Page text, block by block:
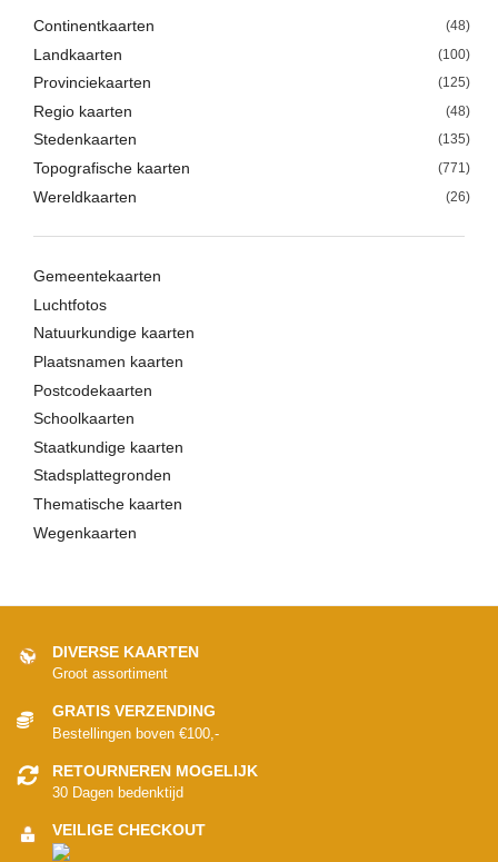
Continentkaarten (48)
Landkaarten (100)
Provinciekaarten (125)
Regio kaarten (48)
Stedenkaarten (135)
Topografische kaarten (771)
Wereldkaarten (26)
Gemeentekaarten
Luchtfotos
Natuurkundige kaarten
Plaatsnamen kaarten
Postcodekaarten
Schoolkaarten
Staatkundige kaarten
Stadsplattegronden
Thematische kaarten
Wegenkaarten
DIVERSE KAARTEN
Groot assortiment
GRATIS VERZENDING
Bestellingen boven €100,-
RETOURNEREN MOGELIJK
30 Dagen bedenktijd
VEILIGE CHECKOUT